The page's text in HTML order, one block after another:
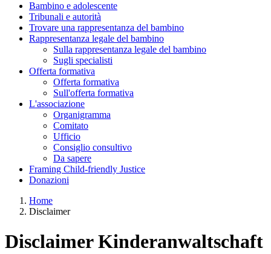
Bambino e adolescente
Tribunali e autorità
Trovare una rappresentanza del bambino
Rappresentanza legale del bambino
Sulla rappresentanza legale del bambino
Sugli specialisti
Offerta formativa
Offerta formativa
Sull'offerta formativa
L'associazione
Organigramma
Comitato
Ufficio
Consiglio consultivo
Da sapere
Framing Child-friendly Justice
Donazioni
Home
Disclaimer
Disclaimer Kinderanwaltschaft